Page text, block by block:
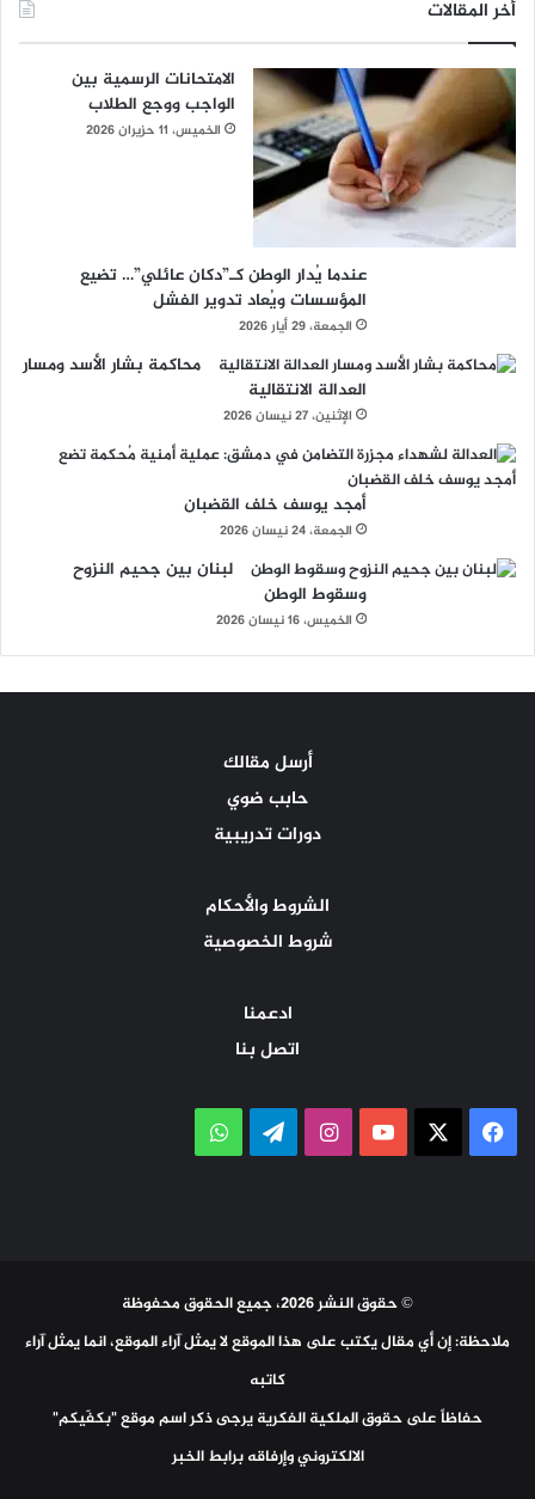
أخر المقالات
الامتحانات الرسمية بين
الواجب ووجع الطلاب
الخميس، 11 حزيران 2026
عندما يُدار الوطن كـ”دكان عائلي”… تضيع
المؤسسات ويُعاد تدوير الفشل
الجمعة، 29 أيار 2026
محاكمة بشار الأسد ومسار
العدالة الانتقالية
الإثنين، 27 نيسان 2026
أمجد يوسف خلف القضبان
الجمعة، 24 نيسان 2026
لبنان بين جحيم النزوح
وسقوط الوطن
الخميس، 16 نيسان 2026
أرسل مقالك
حابب ضوي
دورات تدريبية
الشروط والأحكام
شروط الخصوصية
ادعمنا
اتصل بنا
فيسبوك ‫YouTubeانستقرامتيلقرامواتساب
© حقوق النشر 2026، جميع الحقوق محفوظة
ملاحظة: إن أي مقال يكتب على هذا الموقع لا يمثل آراء الموقع، انما يمثل آراء
كاتبه
حفاظاً على حقوق الملكية الفكرية يرجى ذكر اسم موقع "بكفّيكم"
الالكتروني وإرفاقه برابط الخبر